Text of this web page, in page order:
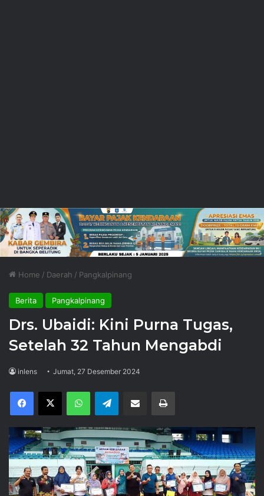
Home / Daerah / Pangkalpinang
Berita Pangkalpinang
Drs. Ubaidi: Kini Purna Tugas,
Setelah 32 Tahun Mengabdi
inlens Jumat, 27 Desember 2024
Facebook
X WhatsAppTelegram Share via Email Print